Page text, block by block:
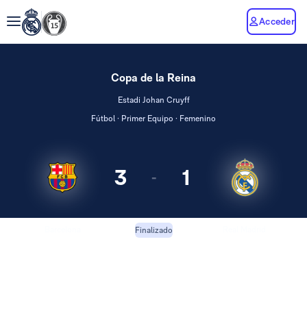
Acceder
Copa de la Reina
Estadi Johan Cruyff
Fútbol · Primer Equipo · Femenino
3 - 1
Finalizado